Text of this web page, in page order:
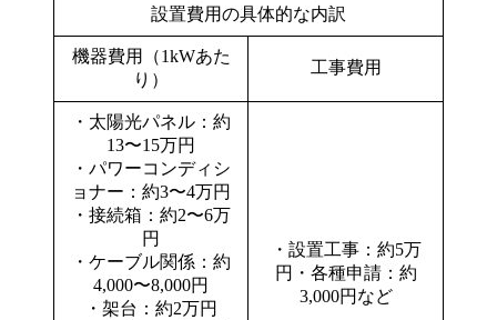
設置費用の具体的な内訳
機器費用（1kWあた
り）
工事費用
・太陽光パネル：約
13〜15万円
・パワーコンディシ
ョナー：約3〜4万円
・接続箱：約2〜6万
円
・ケーブル関係：約
4,000〜8,000円
・架台：約2万円
・設置工事：約5万
円・各種申請：約
3,000円など